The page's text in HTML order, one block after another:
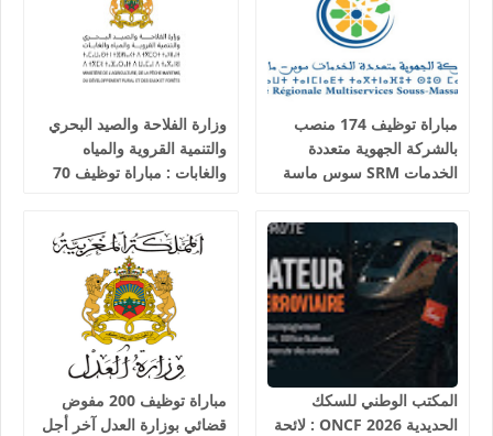
مباراة توظيف 174 منصب
بالشركة الجهوية متعددة
الخدمات SRM سوس ماسة
وزارة الفلاحة والصيد البحري
والتنمية القروية والمياه
والغابات : مباراة توظيف 70
المكتب الوطني للسكك
الحديدية 2026 ONCF : لائحة
مباراة توظيف 200 مفوض
قضائي بوزارة العدل آخر أجل